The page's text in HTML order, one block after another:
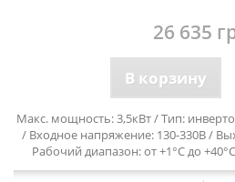
26 635
В корзину
Макс. мощность: 3,5кВт / Тип:
/ Входное напряжение: 130-330В /
Рабочий диапазон: от +1°С до